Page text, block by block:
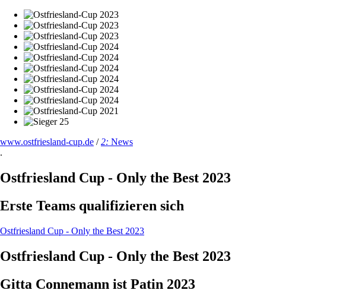
www.ostfriesland-cup.de /2: News
.
Ostfriesland Cup - Only the Best 2023
Erste Teams qualifizieren sich
Ostfriesland Cup - Only the Best 2023
Ostfriesland Cup - Only the Best 2023
Gitta Connemann ist Patin 2023